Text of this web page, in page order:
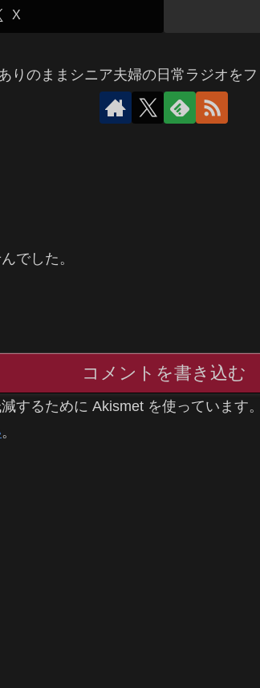
X
りのままシニア夫婦の日常ラジオを
でした。
コメントを書き込む
するために Akismet を使っています。
。